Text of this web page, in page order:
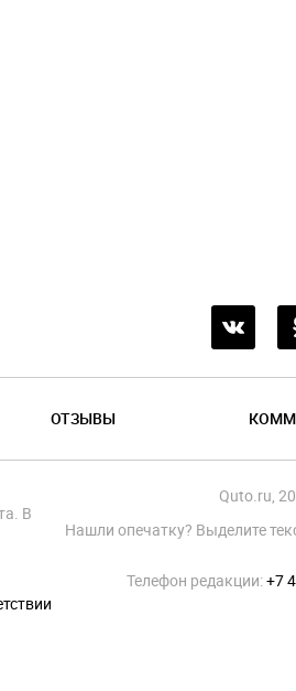
ОТЗЫВЫ
Quto.ru,
Нашли опечатку? Выделите
Телефон редакции:+7
В